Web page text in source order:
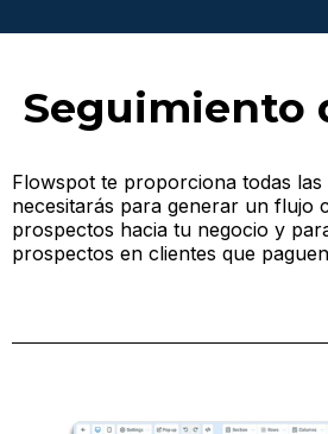
Seguimiento
Flowspot te proporciona todas
necesitarás para generar un flujo
prospectos hacia tu negocio y
prospectos en clientes que